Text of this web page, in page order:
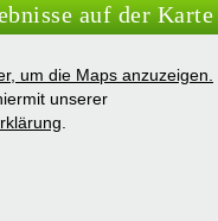
auf der Karte
um die Maps anzuzeigen.
unserer